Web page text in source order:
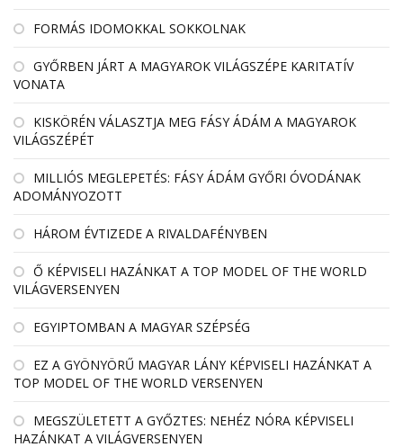
FORMÁS IDOMOKKAL SOKKOLNAK
GYŐRBEN JÁRT A MAGYAROK VILÁGSZÉPE KARITATÍV
VONATA
KISKÖRÉN VÁLASZTJA MEG FÁSY ÁDÁM A MAGYAROK
VILÁGSZÉPÉT
MILLIÓS MEGLEPETÉS: FÁSY ÁDÁM GYŐRI ÓVODÁNAK
ADOMÁNYOZOTT
HÁROM ÉVTIZEDE A RIVALDAFÉNYBEN
Ő KÉPVISELI HAZÁNKAT A TOP MODEL OF THE WORLD
VILÁGVERSENYEN
EGYIPTOMBAN A MAGYAR SZÉPSÉG
EZ A GYÖNYÖRŰ MAGYAR LÁNY KÉPVISELI HAZÁNKAT A
TOP MODEL OF THE WORLD VERSENYEN
MEGSZÜLETETT A GYŐZTES: NEHÉZ NÓRA KÉPVISELI
HAZÁNKAT A VILÁGVERSENYEN